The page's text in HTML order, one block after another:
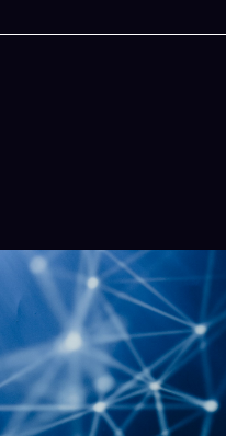
今晚吃什麽
美晚餐組合,以後免除晚餐吃什